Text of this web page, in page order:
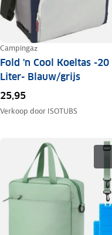
Campingaz
Fold 'n Cool Koeltas -20
Liter- Blauw/grijs
25,95
Verkoop door ISOTUBS